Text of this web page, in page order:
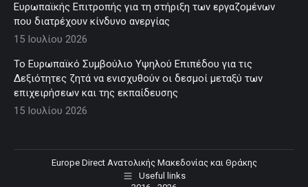
Ευρωπαϊκής Επιτροπής για τη στήριξη των εργαζομένων
που διατρέχουν κίνδυνο ανεργίας
15 Ιουλίου 2026
Το Ευρωπαϊκό Συμβούλιο Υψηλού Επιπέδου για τις
Δεξιότητες ζητά να ενισχυθούν οι δεσμοί μεταξύ των
επιχειρήσεων και της εκπαίδευσης
15 Ιουλίου 2026
Europe Direct Ανατολικής Μακεδονίας και Θράκης
Useful links